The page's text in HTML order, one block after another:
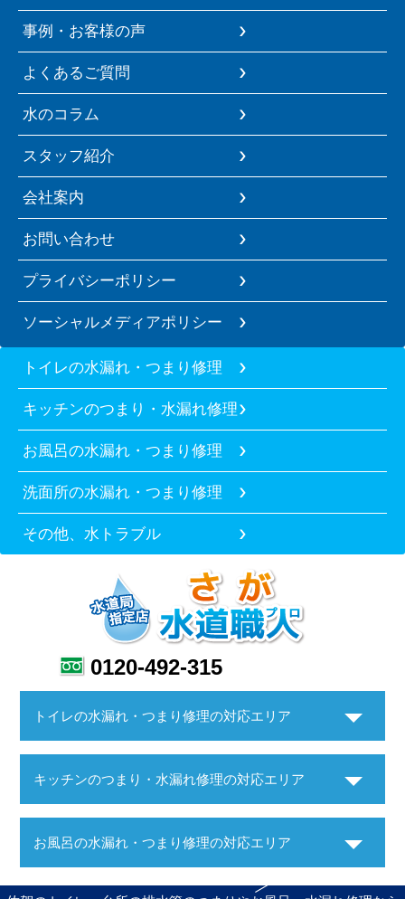
事例・お客様の声
よくあるご質問
水のコラム
スタッフ紹介
会社案内
お問い合わせ
プライバシーポリシー
ソーシャルメディアポリシー
トイレの水漏れ・つまり修理
キッチンのつまり・水漏れ修理
お風呂の水漏れ・つまり修理
洗面所の水漏れ・つまり修理
その他、水トラブル
0120-492-315
トイレの水漏れ・つまり修理の対応エリア
キッチンのつまり・水漏れ修理の対応エリア
お風呂の水漏れ・つまり修理の対応エリア